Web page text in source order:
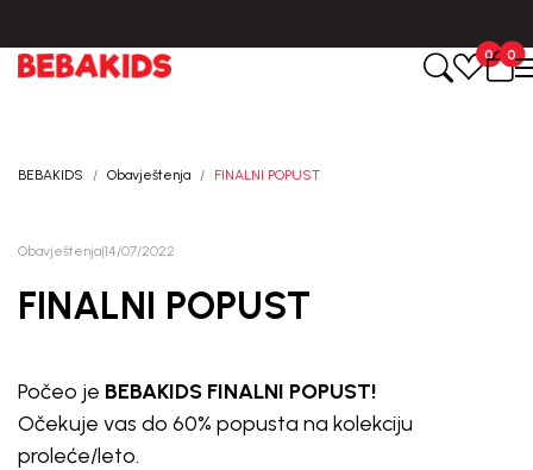
0 0
BEBAKIDS Obavještenja FINALNI POPUST
Obavještenja|14/07/2022
FINALNI POPUST
Počeo je BEBAKIDS FINALNI POPUST!
Očekuje vas do 60% popusta na kolekciju
proleće/leto.